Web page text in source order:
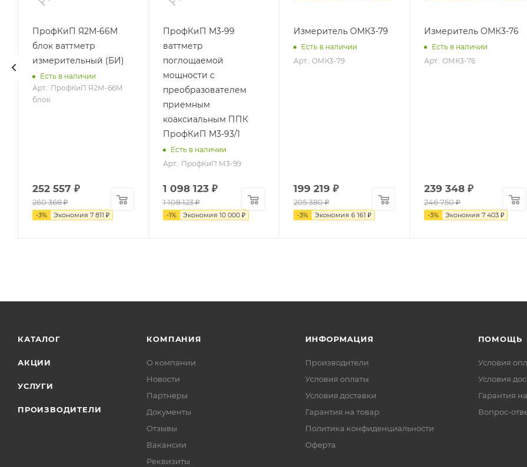
ПрофКиП Я2М-66М
блок ваттметр
измерительный (БИ)
Есть в наличии
Арт.: ПрофКиП Я2М-66М
блок
252 557 ₽
260 368₽
-3% Экономия 7 811 ₽
ПрофКиП М3-99
ваттметр
поглощаемой
мощности с
преобразователем
приемным
коаксиальным ППК
ПрофКиП М3-93/1
Есть в наличии
Арт.: ПрофКиП М3-99
1 098 123₽
1 108 123₽
-1% Экономия 10 000₽
Измеритель ОМК3-79
Есть в наличии
Арт.: ОМК3-79
199 219 ₽
205 380₽
-3% Экономия 6 161 ₽
Измеритель ОМК3-76
Есть в наличии
Арт.: ОМК3-76
239 348 ₽
246 750₽
-3% Экономия 7 403 ₽
КАТАЛОГ
АКЦИИ
УСЛУГИ
ПРОИЗВОДИТЕЛИ
КОМПАНИЯ
О компании
Новости
Партнеры
Документы
Отзывы
Вакансии
Реквизиты
ИНФОРМАЦИЯ
Производители
Условия оплаты
Условия доставки
Гарантия на товар
Политика конфиденциальности
Оферта
ПОМОЩЬ
Условия
Условия
Гарантия
Вопрос-